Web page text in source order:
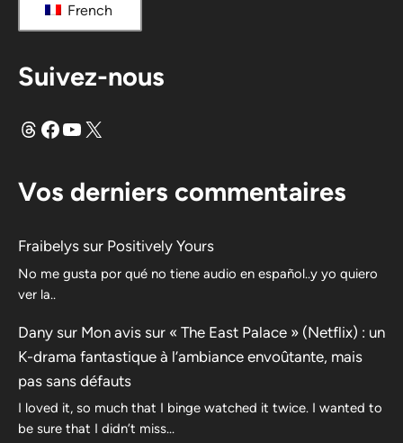
French
Suivez-nous
FilsFacebook
YouTube
X
Vos derniers commentaires
Fraibelys sur Positively Yours
No me gusta por qué no tiene audio en español..y yo quiero
ver la..
Dany sur Mon avis sur « The East Palace » (Netflix) : un
K-drama fantastique à l’ambiance envoûtante, mais
pas sans défauts
I loved it, so much that I binge watched it twice. I wanted to
be sure that I didn’t miss…